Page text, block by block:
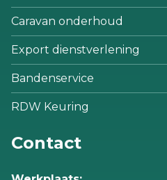
Caravan onderhoud
Export dienstverlening
Bandenservice
RDW Keuring
Contact